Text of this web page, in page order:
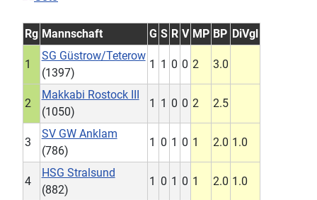
Rg Mannschaft G S R V MP BP DiVgl
1
SG Güstrow/Teterow
(1397)
1 1 0 0 2 3.0
2
Makkabi Rostock III
(1050)
1 1 0 0 2 2.5
3
SV GW Anklam
(786)
1 0 1 0 1 2.0 1.0
4
HSG Stralsund
(882)
1 0 1 0 1 2.0 1.0